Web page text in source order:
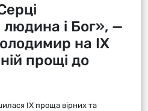
людина і Бог», —
на ІХ
прощі до
ІХ проща вірних та